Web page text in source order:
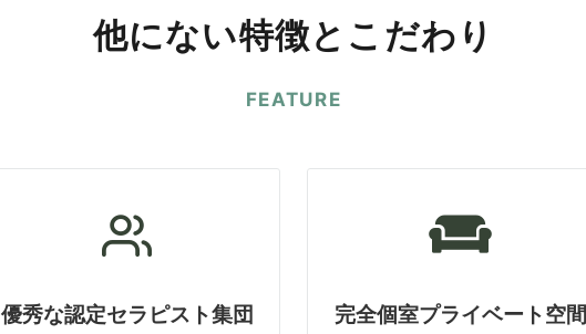
他にない特徴とこだわり
FEATURE
優秀な認定セラピスト集団 完全個室プライベート空間